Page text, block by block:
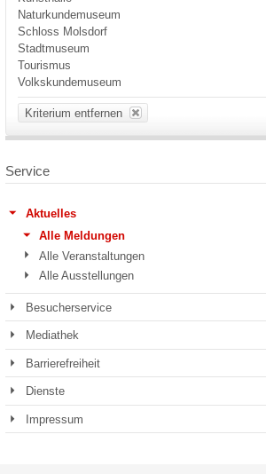
Naturkundemuseum
Schloss Molsdorf
Stadtmuseum
Tourismus
Volkskundemuseum
Kriterium entfernen
Service
Aktuelles
Alle Meldungen
Alle Veranstaltungen
Alle Ausstellungen
Besucherservice
Mediathek
Barrierefreiheit
Dienste
Impressum